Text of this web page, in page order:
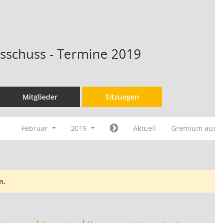
- Termine 2019
Mitglieder Sitzungen
Februar 2019 Aktuell Gremium